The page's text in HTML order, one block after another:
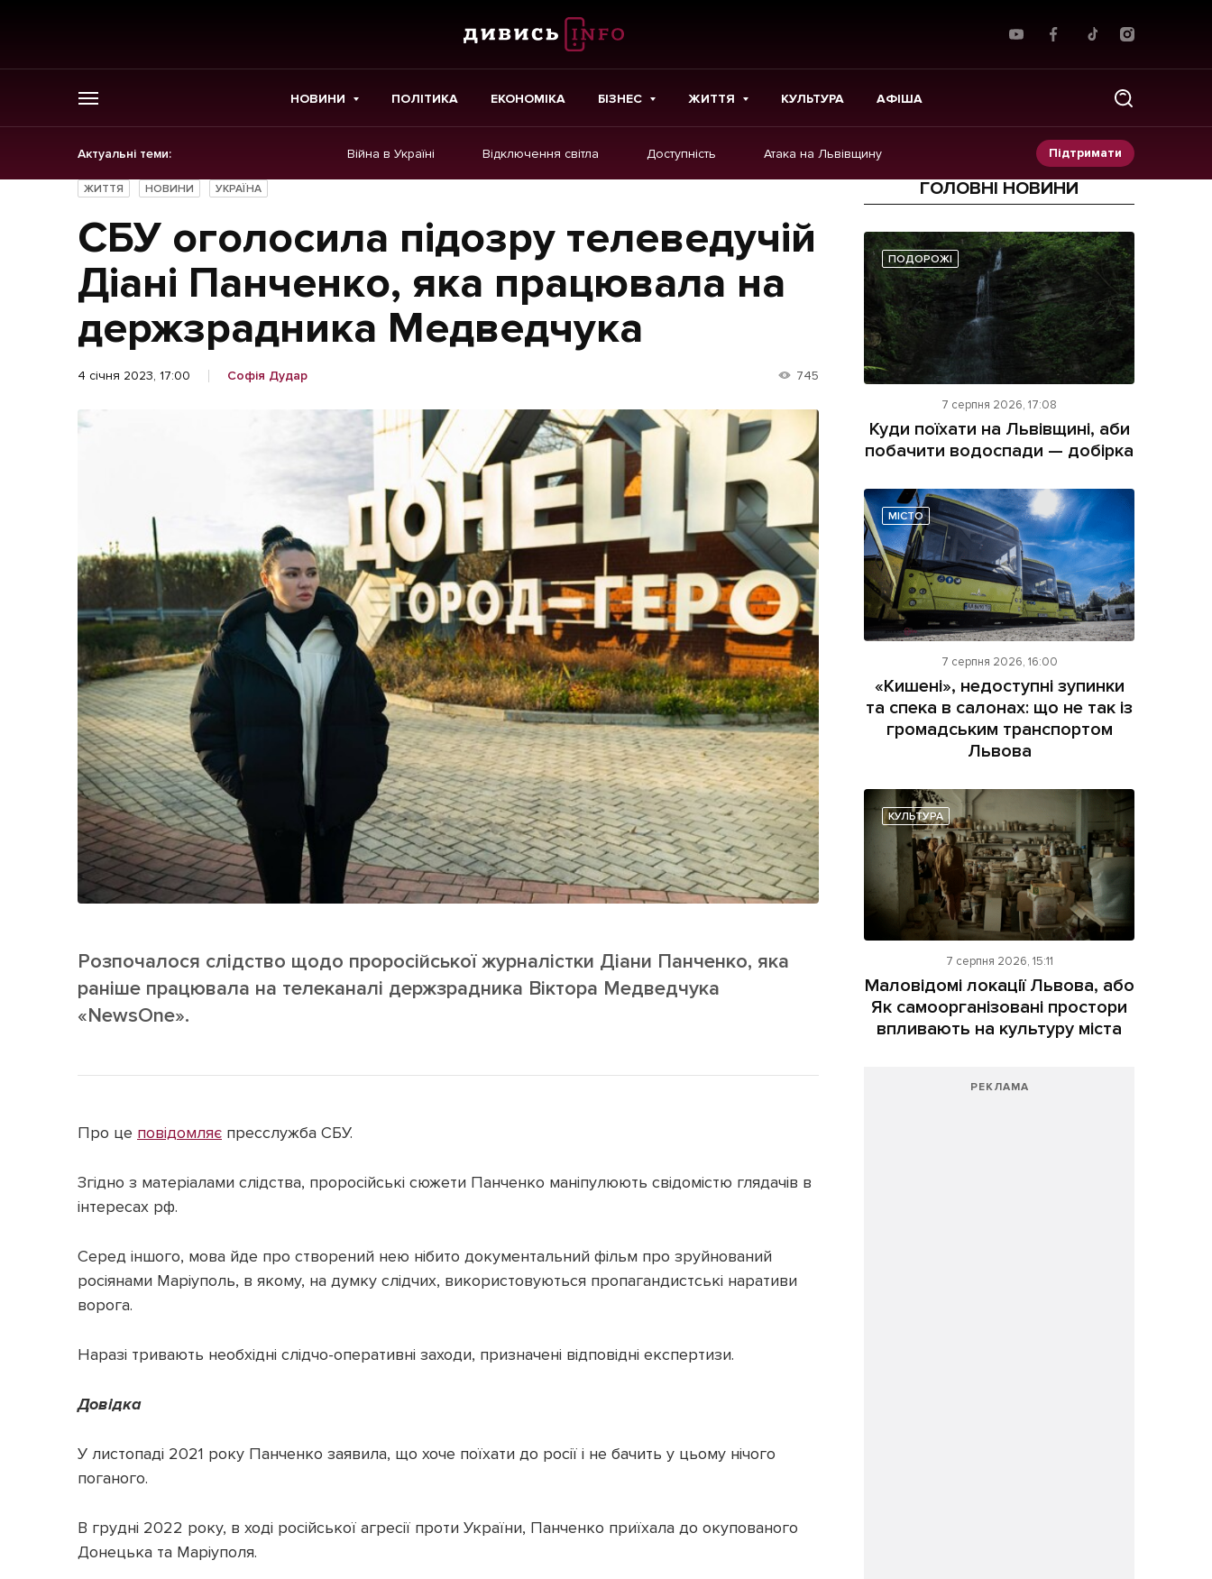
НОВИНИ ПОЛІТИКА ЕКОНОМІКА БІЗНЕС ЖИТТЯ КУЛЬТУРА АФІША
Актуальні теми: Війна в Україні Відключення світла Доступність Атака на Львівщину Підтримати
ГОЛОВНЕ
Новини
Політика
Економіка
Бізнес
Життя
Афіша
Картки
Репортаж
Розслідування
Лонгріди
Прес-релізи
Фото/Відео
Made in Lviv
[email protected]
Реклама на сайті
Політика конфіденційності
ЖИТТЯ НОВИНИ УКРАЇНА
СБУ оголосила підозру телеведучій
Діані Панченко, яка працювала на
держзрадника Медведчука
4 січня 2023, 17:00 Софія Дудар 745
Розпочалося слідство щодо проросійської журналістки Діани Панченко, яка
раніше працювала на телеканалі держзрадника Віктора Медведчука
«NewsOne».
Про це повідомляє пресслужба СБУ.
Згідно з матеріалами слідства, проросійські сюжети Панченко маніпулюють свідомістю глядачів в
інтересах рф.
Серед іншого, мова йде про створений нею нібито документальний фільм про зруйнований
росіянами Маріуполь, в якому, на думку слідчих, використовуються пропагандистські наративи
ворога.
Наразі тривають необхідні слідчо-оперативні заходи, призначені відповідні експертизи.
Довідка
У листопаді 2021 року Панченко заявила, що хоче поїхати до росії і не бачить у цьому нічого
поганого.
В грудні 2022 року, в ході російської агресії проти України, Панченко приїхала до окупованого
Донецька та Маріуполя.
ГОЛОВНІ НОВИНИ
ПОДОРОЖІ
7 серпня 2026, 17:08
Куди поїхати на Львівщині, аби
побачити водоспади — добірка
МІСТО
7 серпня 2026, 16:00
«Кишені», недоступні зупинки
та спека в салонах: що не так із
громадським транспортом
Львова
КУЛЬТУРА
7 серпня 2026, 15:11
Маловідомі локації Львова, або
Як самоорганізовані простори
впливають на культуру міста
РЕКЛАМА